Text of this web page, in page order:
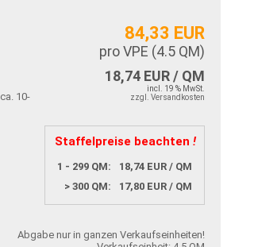
84,33 EUR
pro VPE (4.5 QM)
18,74 EUR / QM
incl. 19 % MwSt.
zzgl. Versandkosten
Staffelpreise beachten !
1 - 299 QM:
18,74 EUR / QM
> 300 QM:
17,80 EUR / QM
ca. 10-
Abgabe nur in ganzen Verkaufseinheiten!